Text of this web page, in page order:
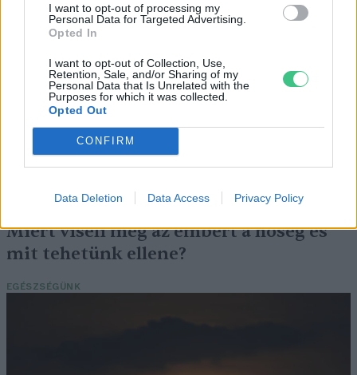
I want to opt-out of processing my
Personal Data for Targeted Advertising.
Opted In
I want to opt-out of Collection, Use,
Retention, Sale, and/or Sharing of my
Personal Data that Is Unrelated with the
Purposes for which it was collected.
Opted Out
CONFIRM
Data Deletion Data Access Privacy Policy
Még Paks kiesését is áthidalhatná a
megfelelő energiatárolás
ENERGIA
Minden évszázadra jutott egy
„szuperaszály”, az idei év mégis más
Miért viseli meg az embert a hőség és
mit tehetünk ellene?
EGÉSZSÉGÜNK